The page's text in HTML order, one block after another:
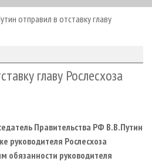
ПЛИТ
отправил в отставку главу
главу Рослесхоза
Правительства РФ В.В.Путин
руководителя Рослесхоза
обязанности руководителя